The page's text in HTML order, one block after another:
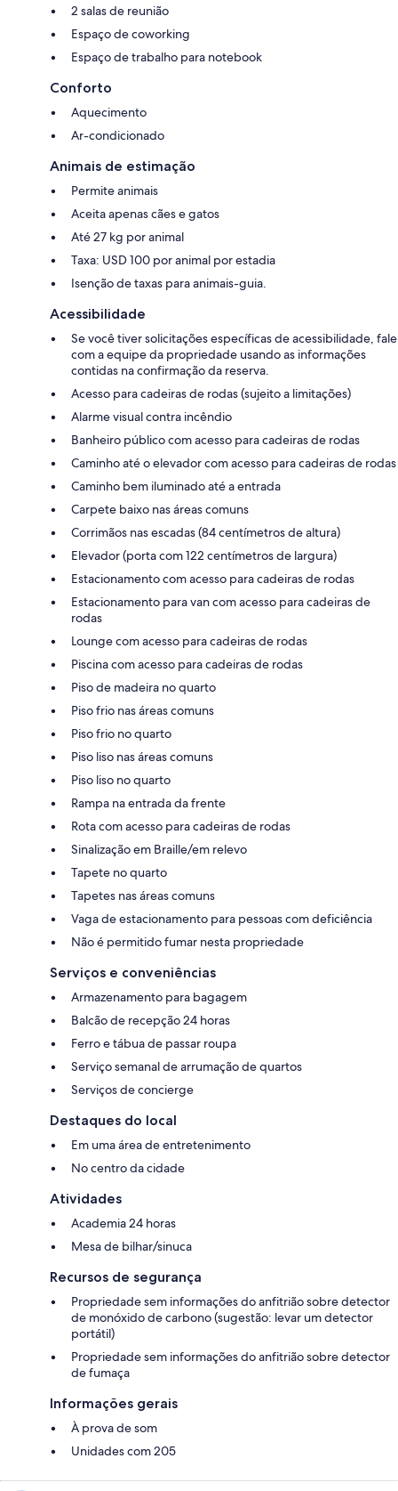
2 salas de reunião
Espaço de coworking
Espaço de trabalho para notebook
Conforto
Aquecimento
Ar-condicionado
Animais de estimação
Permite animais
Aceita apenas cães e gatos
Até 27 kg por animal
Taxa: USD 100 por animal por estadia
Isenção de taxas para animais-guia.
Acessibilidade
Se você tiver solicitações específicas de acessibilidade, fale
com a equipe da propriedade usando as informações
contidas na confirmação da reserva.
Acesso para cadeiras de rodas (sujeito a limitações)
Alarme visual contra incêndio
Banheiro público com acesso para cadeiras de rodas
Caminho até o elevador com acesso para cadeiras de rodas
Caminho bem iluminado até a entrada
Carpete baixo nas áreas comuns
Corrimãos nas escadas (84 centímetros de altura)
Elevador (porta com 122 centímetros de largura)
Estacionamento com acesso para cadeiras de rodas
Estacionamento para van com acesso para cadeiras de
rodas
Lounge com acesso para cadeiras de rodas
Piscina com acesso para cadeiras de rodas
Piso de madeira no quarto
Piso frio nas áreas comuns
Piso frio no quarto
Piso liso nas áreas comuns
Piso liso no quarto
Rampa na entrada da frente
Rota com acesso para cadeiras de rodas
Sinalização em Braille/em relevo
Tapete no quarto
Tapetes nas áreas comuns
Vaga de estacionamento para pessoas com deficiência
Não é permitido fumar nesta propriedade
Serviços e conveniências
Armazenamento para bagagem
Balcão de recepção 24 horas
Ferro e tábua de passar roupa
Serviço semanal de arrumação de quartos
Serviços de concierge
Destaques do local
Em uma área de entretenimento
No centro da cidade
Atividades
Academia 24 horas
Mesa de bilhar/sinuca
Recursos de segurança
Propriedade sem informações do anfitrião sobre detector
de monóxido de carbono (sugestão: levar um detector
portátil)
Propriedade sem informações do anfitrião sobre detector
de fumaça
Informações gerais
À prova de som
Unidades com 205